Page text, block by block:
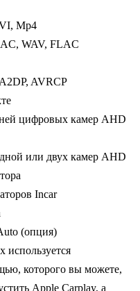
Mp4
WAV, FLAC
AVRCP
цифровых камер AHD
или двух камер AHD
Incar
(опция)
используется
которого вы можете,
Apple Carplay, а